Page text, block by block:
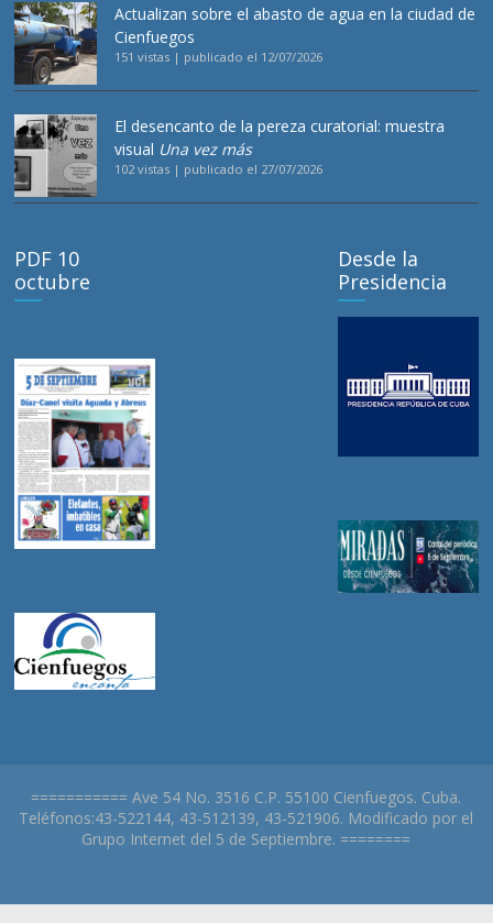
Actualizan sobre el abasto de agua en la ciudad de
Cienfuegos
151 vistas | publicado el 12/07/2026
El desencanto de la pereza curatorial: muestra
visual Una vez más
102 vistas | publicado el 27/07/2026
PDF 10
octubre
Desde la
Presidencia
=========== Ave 54 No. 3516 C.P. 55100 Cienfuegos. Cuba.
Teléfonos:43-522144, 43-512139, 43-521906. Modificado por el
Grupo Internet del 5 de Septiembre. ========